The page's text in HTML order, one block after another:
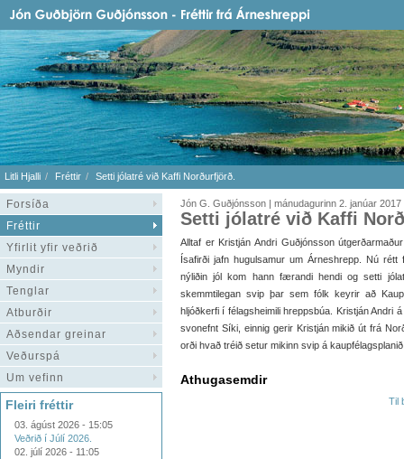
Litli Hjalli Fréttir Setti jólatré við Kaffi Norðurfjörð.
Forsíða
Fréttir
Yfirlit yfir veðrið
Myndir
Tenglar
Atburðir
Aðsendar greinar
Veðurspá
Um vefinn
Fleiri fréttir
03. ágúst 2026 - 15:05
Veðrið í Júlí 2026.
02. júlí 2026 - 11:05
Jón G. Guðjónsson | mánudagurinn 2. janúar 2017
Setti jólatré við Kaffi
Alltaf er Kristján Andri Guðjónsson
Ísafirði jafn hugulsamur um Árneshrepp. Nú rétt
nýliðin jól kom hann færandi hendi og setti
skemmtilegan svip þar sem fólk keyrir að
hljóðkerfi í félagsheimili hreppsbúa. Kristján Andri
svonefnt Síki, einnig gerir Kristján mikið út frá
orði hvað tréið setur mikinn svip á
Athugasemdir
Til